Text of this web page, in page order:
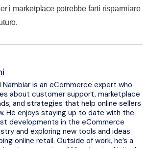
i marketplace potrebbe farti risparmiare
Nambiar is an eCommerce expert who
about customer support, marketplace
and strategies that help online sellers
He enjoys staying up to date with the
developments in the eCommerce
and exploring new tools and ideas
online retail. Outside of work, he’s a